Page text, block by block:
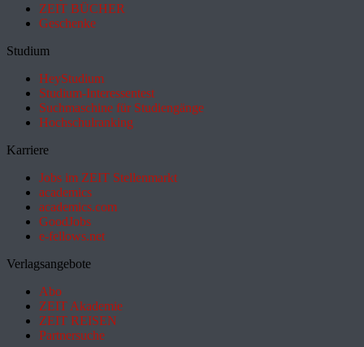
ZEIT BÜCHER
Geschenke
Studium
HeyStudium
Studium-Interessentest
Suchmaschine für Studiengänge
Hochschulranking
Karriere
Jobs im ZEIT Stellenmarkt
academics
academics.com
GoodJobs
e-fellows.net
Verlagsangebote
Abo
ZEIT Akademie
ZEIT REISEN
Partnersuche